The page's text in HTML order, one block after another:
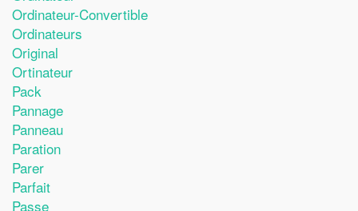
Ordinateur-Convertible
Ordinateurs
Original
Ortinateur
Pack
Pannage
Panneau
Paration
Parer
Parfait
Passe